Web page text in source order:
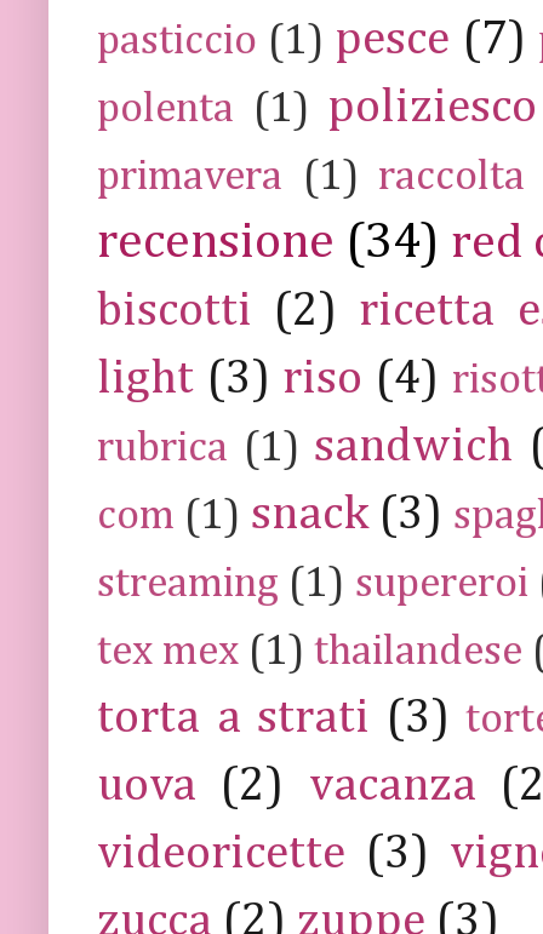
pasticcio (1) pesce (7)
polenta (1) poliziesco
primavera (1) raccolta
recensione (34) red
biscotti (2) ricetta
light (3) riso (4)
rubrica (1) sandwich
com (1) snack (3)
streaming (1) supereroi
tex mex (1) thailandese
torta a strati (3)
uova (2) vacanza
videoricette (3)
zucca (2) zuppe (3)